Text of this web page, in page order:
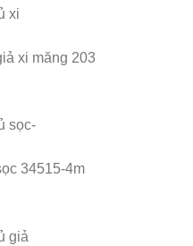
xi măng 203
34515-4m